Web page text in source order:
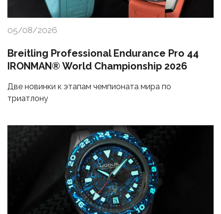
05/08/2026
Breitling Professional Endurance Pro 44
IRONMAN® World Championship 2026
Две новинки к этапам чемпионата мира по
триатлону